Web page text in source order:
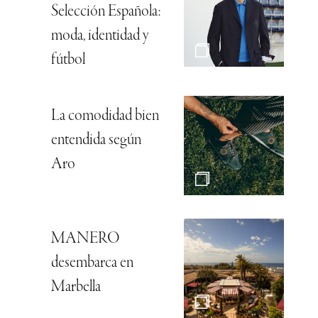
Selección Española:
moda, identidad y
fútbol
La comodidad bien
entendida según
Aro
MANERO
desembarca en
Marbella